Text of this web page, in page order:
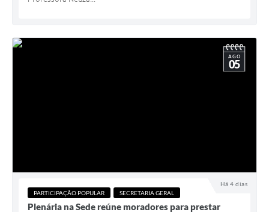
Há 4 dias
AGO
05
PARTICIPAÇÃO POPULAR SECRETARIA GERAL
Plenária na Sede reúne moradores para prestar